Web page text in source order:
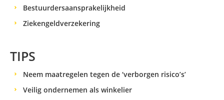
Bestuurdersaansprakelijkheid
Ziekengeldverzekering
TIPS
Neem maatregelen tegen de ‘verborgen risico’s’
Veilig ondernemen als winkelier